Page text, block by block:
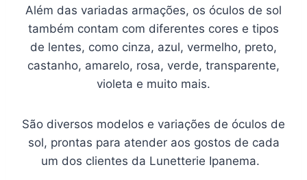
Além das variadas armações, os óculos de sol
também contam com diferentes cores e tipos
de lentes, como cinza, azul, vermelho, preto,
castanho, amarelo, rosa, verde, transparente,
violeta e muito mais.
São diversos modelos e variações de óculos de
sol, prontas para atender aos gostos de cada
um dos clientes da Lunetterie Ipanema.